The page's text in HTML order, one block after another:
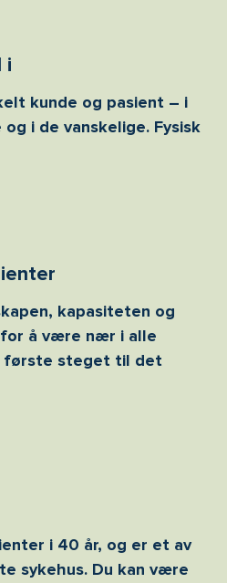
i
kunde og pasient – i
i de vanskelige. Fysisk
kapasiteten og
å være nær i alle
første steget til det
i 40 år, og er et av
sykehus. Du kan være